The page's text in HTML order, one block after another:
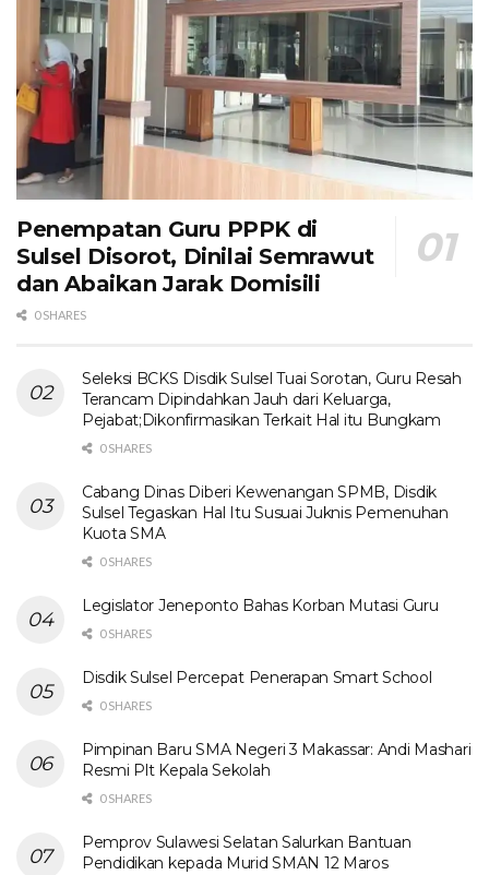
Penempatan Guru PPPK di
Sulsel Disorot, Dinilai Semrawut
dan Abaikan Jarak Domisili
0 SHARES
Seleksi BCKS Disdik Sulsel Tuai Sorotan, Guru Resah
Terancam Dipindahkan Jauh dari Keluarga,
Pejabat;Dikonfirmasikan Terkait Hal itu Bungkam
0 SHARES
Cabang Dinas Diberi Kewenangan SPMB, Disdik
Sulsel Tegaskan Hal Itu Susuai Juknis Pemenuhan
Kuota SMA
0 SHARES
Legislator Jeneponto Bahas Korban Mutasi Guru
0 SHARES
Disdik Sulsel Percepat Penerapan Smart School
0 SHARES
Pimpinan Baru SMA Negeri 3 Makassar: Andi Mashari
Resmi Plt Kepala Sekolah
0 SHARES
Pemprov Sulawesi Selatan Salurkan Bantuan
Pendidikan kepada Murid SMAN 12 Maros